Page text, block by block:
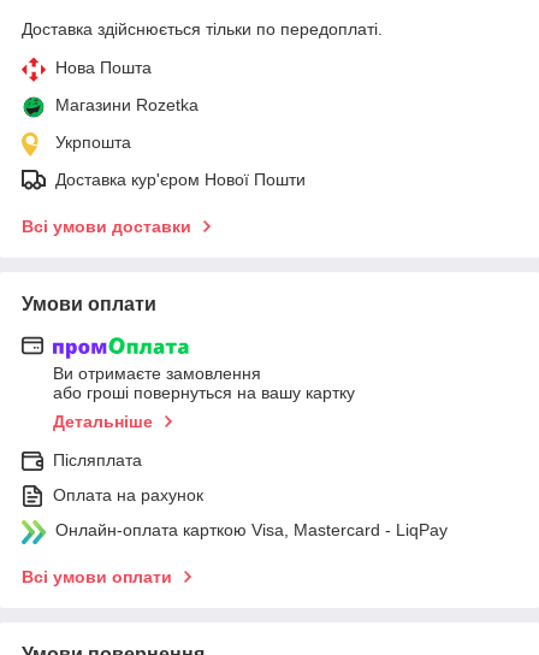
Доставка здійснюється тільки по передоплаті.
Нова Пошта
Магазини Rozetka
Укрпошта
Доставка кур'єром Нової Пошти
Всі умови доставки
Умови оплати
Ви отримаєте замовлення
або гроші повернуться на вашу картку
Детальніше
Післяплата
Оплата на рахунок
Онлайн-оплата карткою Visa, Mastercard - LiqPay
Всі умови оплати